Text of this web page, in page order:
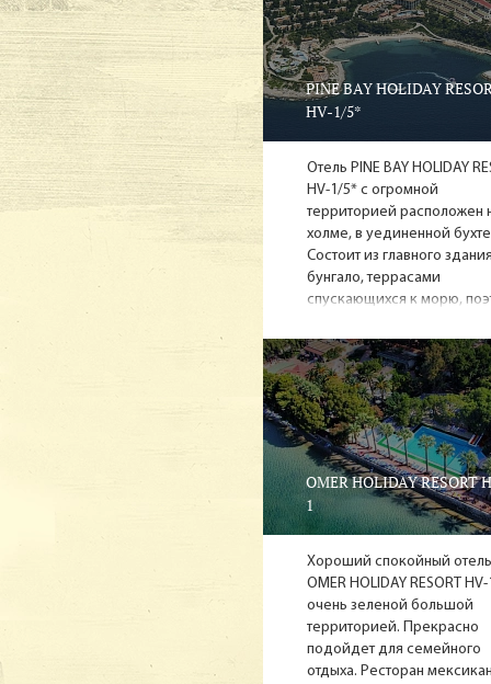
производстве,
купить
и
Из
они имели
года,
На экскурсию
Совсем
главных и
Храма
Геракла -
туда на
Кроме того,
нуждается в
Славен
отдых можно
грязевые
популярностью.
PINE BAY HOLIDAY
HV-1/5*
Отель PINE BAY HOLIDAY
HV-1/5* с огромной
территорией расположен
холме, в уединенной
Состоит из главного
бунгало, террасами
спускающихся к морю,
нижнего этажа. В главном
здании большой атриум с
крытым бассейном.
OMER HOLIDAY RESORT
1
Хороший спокойный отель
OMER HOLIDAY RESORT HV-
очень зеленой большой
территорией. Прекрасно
подойдет для семейного
отдыха. Ресторан